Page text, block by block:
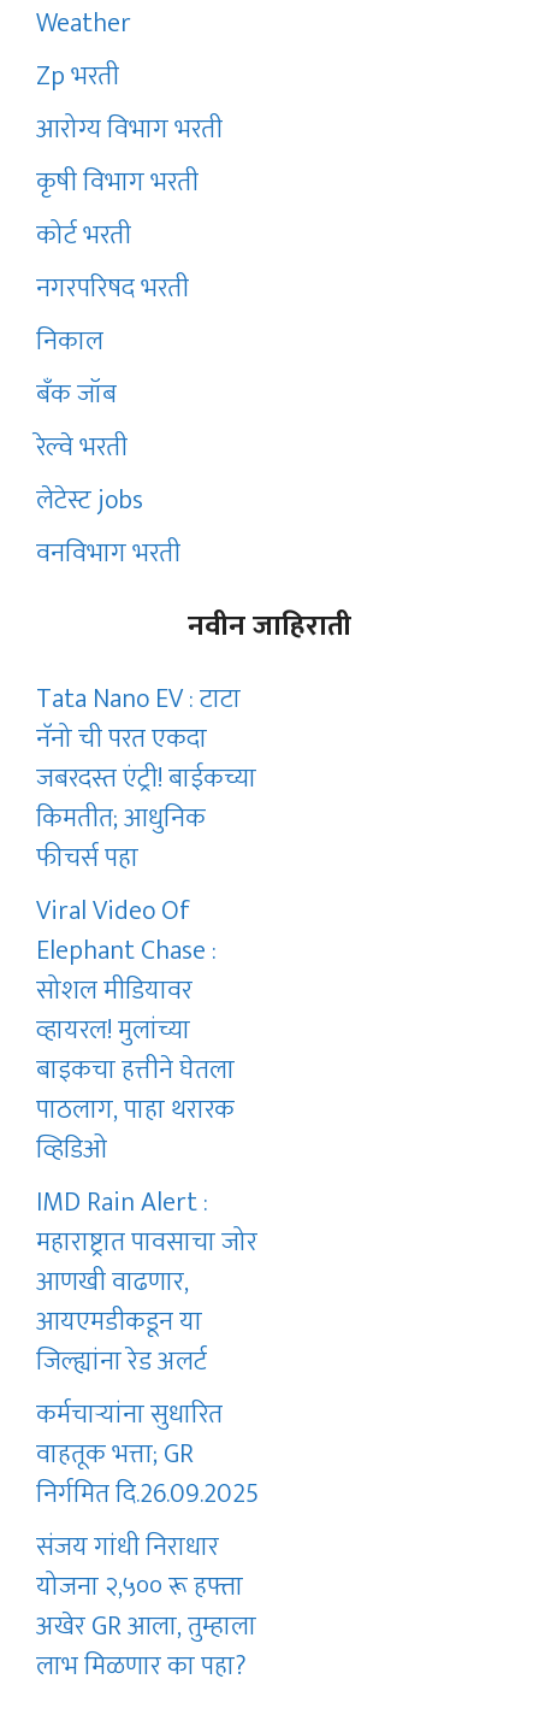
Weather
Zp भरती
आरोग्य विभाग भरती
कृषी विभाग भरती
कोर्ट भरती
नगरपरिषद भरती
निकाल
बँक जॉब
रेल्वे भरती
लेटेस्ट jobs
वनविभाग भरती
नवीन जाहिराती
Tata Nano EV : टाटा
नॅनो ची परत एकदा
जबरदस्त एंट्री! बाईकच्या
किमतीत; आधुनिक
फीचर्स पहा
Viral Video Of
Elephant Chase :
सोशल मीडियावर
व्हायरल! मुलांच्या
बाइकचा हत्तीने घेतला
पाठलाग, पाहा थरारक
व्हिडिओ
IMD Rain Alert :
महाराष्ट्रात पावसाचा जोर
आणखी वाढणार,
आयएमडीकडून या
जिल्ह्यांना रेड अलर्ट
कर्मचाऱ्यांना सुधारित
वाहतूक भत्ता; GR
निर्गमित दि.26.09.2025
संजय गांधी निराधार
योजना २,५०० रू हफ्ता
अखेर GR आला, तुम्हाला
लाभ मिळणार का पहा?